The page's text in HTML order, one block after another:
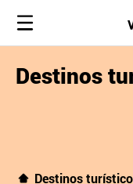
Destinos
Destinos